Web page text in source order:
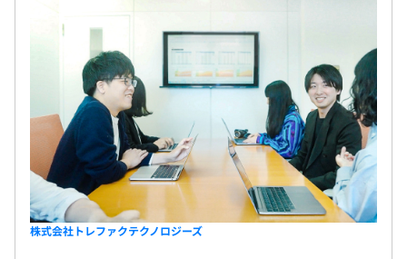
ルを調整しやすく残業が少ない環境です。
・先輩や上司との距離が近く相談しやすい環境です。
・子育て中の女性エンジニアも活躍中です。
◾️開発環境
【言語】TypeScript、JavaScript、HTML、CSS、
Node.js、Dart、PHP
【ライブラリ、フレームワーク】Flutter、jQuery、
NuxtJs、Vue.js、Codeigniter、Laravel
【インフラ】AWS（VPC、EC2、RDS、S3 etc...）、
株式会社トレファクテクノロジーズ